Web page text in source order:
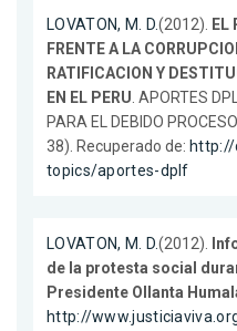
LOVATON, M. D.(2012). EL
FRENTE A LA
RATIFICACION Y
EN EL PERU. APORTES
PARA EL DEBIDO
38). Recuperado de:
topics/aportes-dplf
LOVATON, M. D.(2012).
de la protesta social
Presidente Ollanta
http://